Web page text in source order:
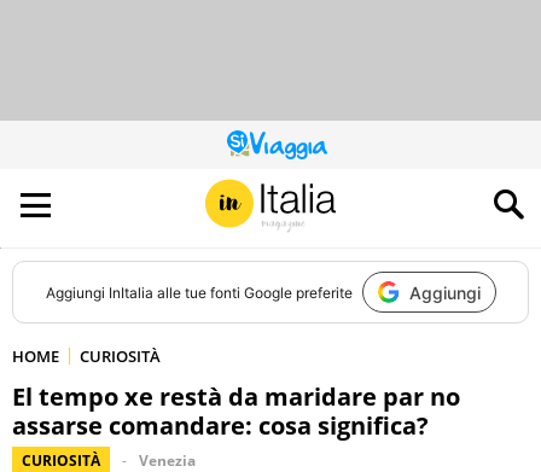
QUESTO
SITO
CONTRIBUISCE
ALL’AUDIENCE
DI
Aggiungi InItalia alle tue fonti Google preferite Aggiungi
HOME CURIOSITÀ
El tempo xe restà da maridare par no
assarse comandare: cosa significa?
CURIOSITÀ Venezia